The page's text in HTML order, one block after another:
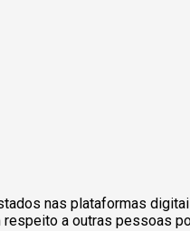
nas plataformas
a outras pessoas